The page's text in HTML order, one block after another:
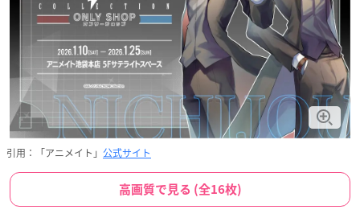
引用：「アニメイト」 公式サイト
高画質で見る (全16枚)